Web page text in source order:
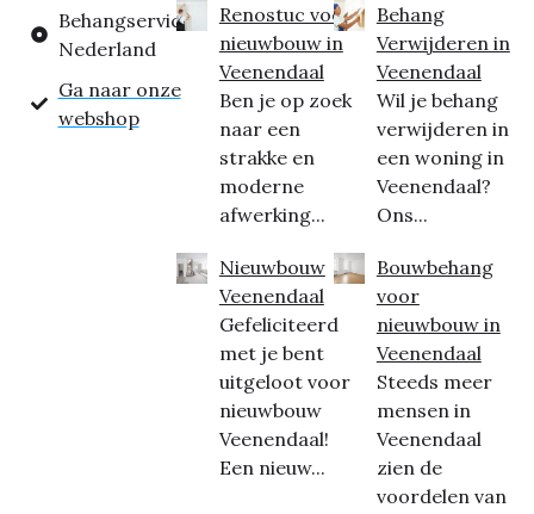
Behangservice
Nederland
Ga naar onze
webshop
Renostuc voor
nieuwbouw in
Veenendaal
Ben je op zoek
naar een
strakke en
moderne
afwerking...
Nieuwbouw
Veenendaal
Gefeliciteerd
met je bent
uitgeloot voor
nieuwbouw
Veenendaal!
Een nieuw...
Behang
Verwijderen in
Veenendaal
Wil je behang
verwijderen in
een woning in
Veenendaal?
Ons...
Bouwbehang
voor
nieuwbouw in
Veenendaal
Steeds meer
mensen in
Veenendaal
zien de
voordelen van